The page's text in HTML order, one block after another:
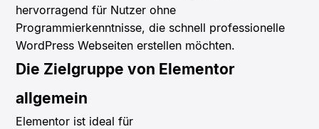
hervorragend für Nutzer ohne
Programmierkenntnisse, die schnell professionelle
WordPress Webseiten erstellen möchten.
Die Zielgruppe von Elementor
allgemein
Elementor ist ideal für